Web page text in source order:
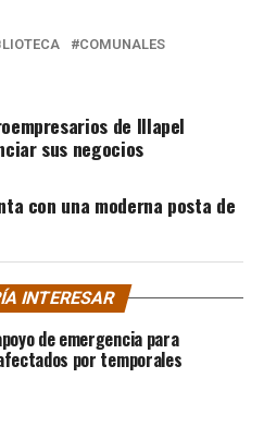
COMUNALES
de Illapel
sus negocios
con una moderna posta de
INTERESAR
de emergencia para
por temporales